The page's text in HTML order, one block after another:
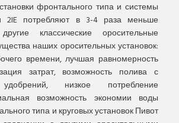
фронтального типа и системы
2IE потребляют в 3-4 раза меньше
классические оросительные
наших оросительных установок:
времени, лучшая равномерность
затрат, возможность полива с
низкое потребление
возможность экономии воды
типа и круговых установок Пивот